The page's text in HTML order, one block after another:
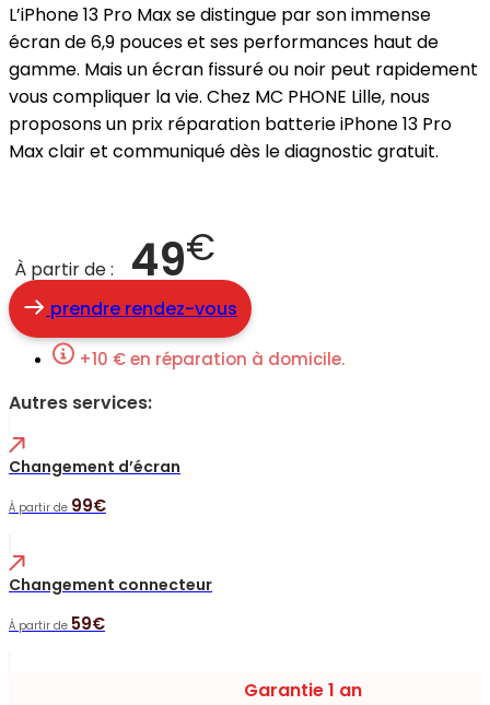
L’iPhone 13 Pro Max se distingue par son immense
écran de 6,9 pouces et ses performances haut de
gamme. Mais un écran fissuré ou noir peut rapidement
vous compliquer la vie. Chez MC PHONE Lille, nous
proposons un prix réparation batterie iPhone 13 Pro
Max clair et communiqué dès le diagnostic gratuit.
À partir de : 49€
prendre rendez-vous
+10 € en réparation à domicile.
Autres services:
Changement d’écran
À partir de 99€
Changement connecteur
À partir de 59€
Garantie 1 an